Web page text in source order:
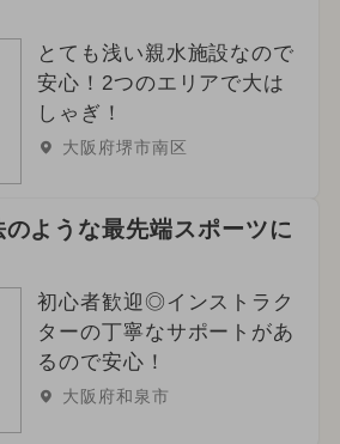
とても浅い親水施設なので
安心！2つのエリアで大は
しゃぎ！
大阪府堺市南区
ような最先端スポーツに
初心者歓迎◎インストラク
ターの丁寧なサポートがあ
るので安心！
大阪府和泉市